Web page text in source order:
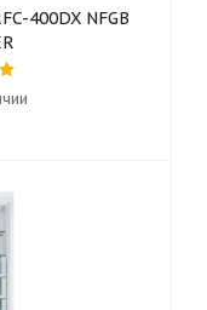
400DX NFGB